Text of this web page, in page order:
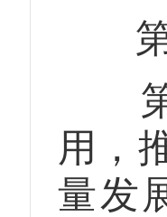
第
第
用，
量发